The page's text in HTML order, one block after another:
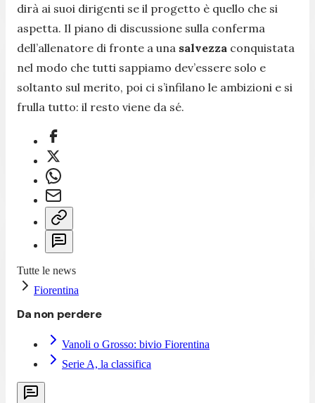
dirà ai suoi dirigenti se il progetto è quello che si
aspetta. Il piano di discussione sulla conferma
dell’allenatore di fronte a una salvezza conquistata
nel modo che tutti sappiamo dev’essere solo e
soltanto sul merito, poi ci s’infilano le ambizioni e si
frulla tutto: il resto viene da sé.
Tutte le news
Fiorentina
Da non perdere
Vanoli o Grosso: bivio Fiorentina
Serie A, la classifica